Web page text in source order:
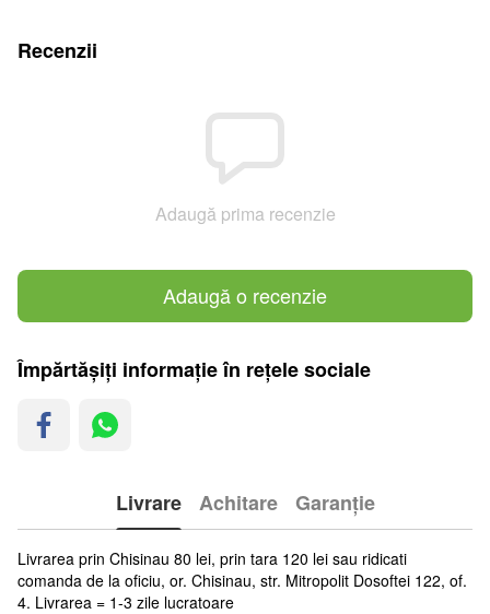
Recenzii
Adaugă prima recenzie
Adaugă o recenzie
Împărtășiți informație în rețele sociale
Livrare Achitare Garanție
Livrarea prin Chisinau 80 lei, prin tara 120 lei sau ridicati
comanda de la oficiu, or. Chisinau, str. Mitropolit Dosoftei 122, of.
4. Livrarea = 1-3 zile lucratoare